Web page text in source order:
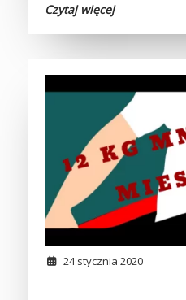
Czytaj więcej
24 stycznia 2020